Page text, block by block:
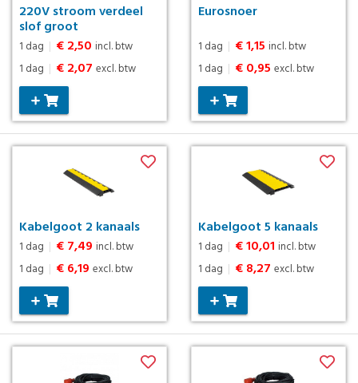
220V stroom verdeel
slof groot
1 dag | € 2,50 incl. btw
1 dag | € 2,07 excl. btw
Eurosnoer
1 dag | € 1,15 incl. btw
1 dag | € 0,95 excl. btw
Kabelgoot 2 kanaals
1 dag | € 7,49 incl. btw
1 dag | € 6,19 excl. btw
Kabelgoot 5 kanaals
1 dag | € 10,01 incl. btw
1 dag | € 8,27 excl. btw